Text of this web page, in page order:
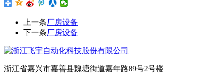
上一条厂房设备
下一条厂房设备
浙江省嘉兴市嘉善县魏塘街道嘉年路89号2号楼